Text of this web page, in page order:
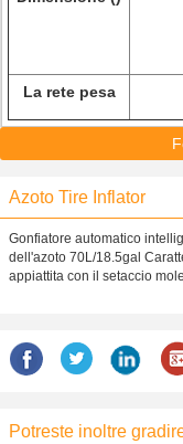
La rete pesa
Azoto Tire Inflator
Gonfiatore automatico
dell'azoto 70L/18.5gal
appiattita con il setaccio
Potreste inoltre